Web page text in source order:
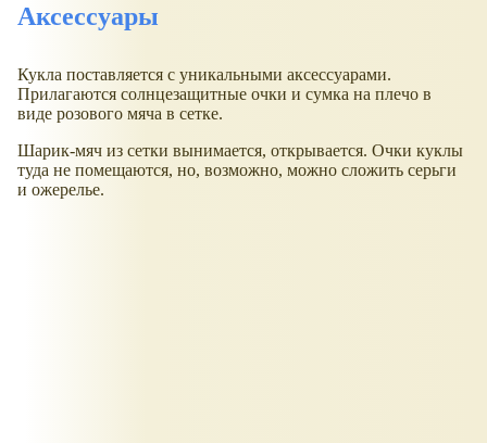
Аксессуары
Кукла поставляется с уникальными аксессуарами.
Прилагаются солнцезащитные очки и сумка на плечо в
виде розового мяча в сетке.
Шарик-мяч из сетки вынимается, открывается. Очки куклы
туда не помещаются, но, возможно, можно сложить серьги
и ожерелье.